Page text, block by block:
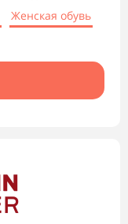
Женская обувь